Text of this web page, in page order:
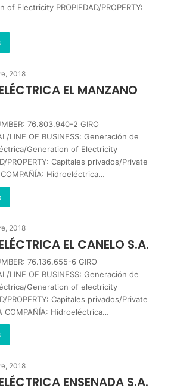
of Electricity PROPIEDAD/PROPERTY:
2018
EL MANZANO
76.803.940-2 GIRO
LINE OF BUSINESS: Generación de
Generation of Electricity
PROPERTY: Capitales privados/Private
Hidroeléctrica…
2018
EL CANELO S.A.
76.136.655-6 GIRO
LINE OF BUSINESS: Generación de
Generation of electricity
PROPERTY: Capitales privados/Private
COMPAÑÍA: Hidroeléctrica…
2018
ENSENADA S.A.